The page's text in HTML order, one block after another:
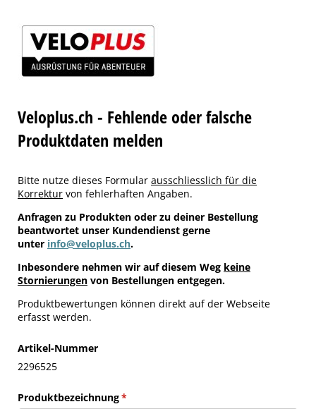
Veloplus.ch - Fehlende oder falsche
Produktdaten melden
Bitte nutze dieses Formular ausschliesslich für die
Korrektur von fehlerhaften Angaben.
Anfragen zu Produkten oder zu deiner Bestellung
beantwortet unser Kundendienst gerne
unter info@veloplus.ch.
Inbesondere nehmen wir auf diesem Weg keine
Stornierungen von Bestellungen entgegen.
Produktbewertungen können direkt auf der Webseite
erfasst werden.
Artikel-Nummer
2296525
Produktbezeichnung*
(erforderlich)